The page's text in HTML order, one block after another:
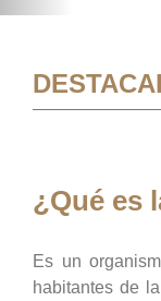
¿Qué es
Es un
habitantes de